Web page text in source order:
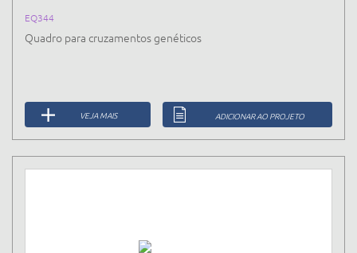
EQ344
Quadro para cruzamentos genéticos
VEJA MAIS ADICIONAR AO PROJETO